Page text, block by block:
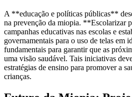
A **educação e políticas públicas**
na prevenção da miopia. **Escolarizar
campanhas educativas nas escolas e
governamentais para o uso de telas em
fundamentais para garantir que as
uma visão saudável. Tais iniciativas
estratégias de ensino para promover a
crianças.